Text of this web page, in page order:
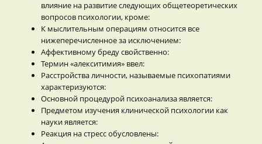
влияние на развитие следующих общетеоретических
вопросов психологии, кроме:
К мыслительным операциям относится все
нижеперечисленное за исключением:
Аффективному бреду свойственно:
Термин «алекситимия» ввел:
Расстройства личности, называемые психопатиями
характеризуются:
Основной процедурой психоанализа является:
Предметом изучения клинической психологии как
науки является:
Реакция на стресс обусловлены: